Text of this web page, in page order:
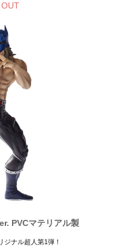
PVCマテリアル製
ジナル超人第1弾！